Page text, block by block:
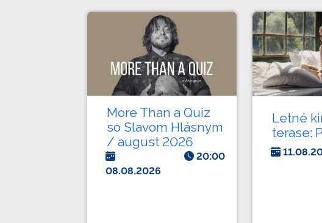
More Than a Quiz
so Slavom Hlásnym
/ august 2026
08.08.2026
20:00
Letné
terase: